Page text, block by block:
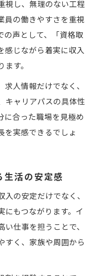
視し、無理のない工程
員の働きやすさを重視
の声として、「資格取
感じながら着実に収入
す。
人情報だけでなく、
キャリアパスの具体性
に合った職場を見極め
を実感できるでしょ
生活の安定感
の安定だけでなく、
にもつながります。イ
仕事を担うことで、
すく、家族や周囲から